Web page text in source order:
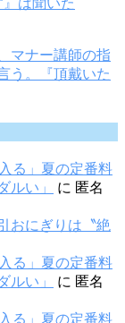
マナー講師の指
う。『頂戴いた
る」夏の定番料
い」
に 匿名
おにぎりは〝絶
る」夏の定番料
い」
に 匿名
る」夏の定番料